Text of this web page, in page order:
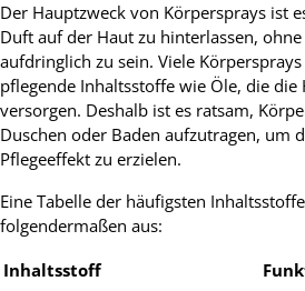
Der Hauptzweck von Körpersprays ist
Duft auf der Haut zu hinterlassen,
aufdringlich zu sein. Viele
pflegende Inhaltsstoffe wie Öle, die
versorgen. Deshalb ist es ratsam,
Duschen oder Baden aufzutragen, um
Pflegeeffekt zu erzielen.
Eine Tabelle der häufigsten
folgendermaßen aus:
Inhaltsstoff